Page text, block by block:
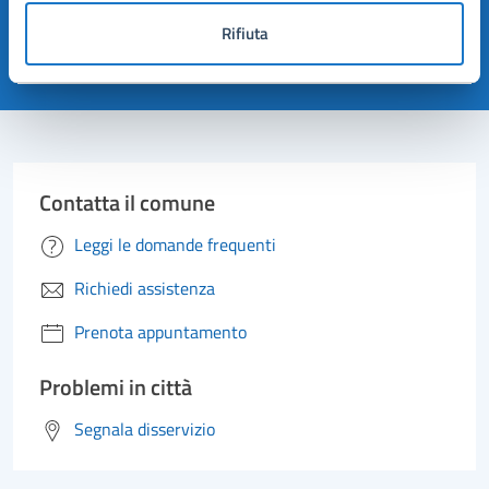
Rifiuta
Valuta 5 stelle su 5
Valuta 4 stelle su 5
Valuta 3 stelle su 5
Valuta 2 stelle su 5
Valuta 1 stelle su 5
Contatta il comune
Leggi le domande frequenti
Richiedi assistenza
Prenota appuntamento
Problemi in città
Segnala disservizio